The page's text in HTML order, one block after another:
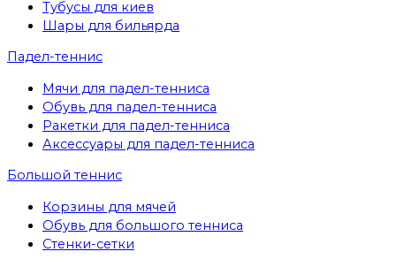
Тубусы для киев
Шары для бильярда
Падел-теннис
Мячи для падел-тенниса
Обувь для падел-тенниса
Ракетки для падел-тенниса
Аксессуары для падел-тенниса
Большой теннис
Корзины для мячей
Обувь для большого тенниса
Стенки-сетки